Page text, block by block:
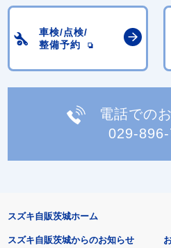
車検/点検/
整備予約
電話での
029-
スズキ自販茨城ホーム
スズキ自販茨城からのお知らせ